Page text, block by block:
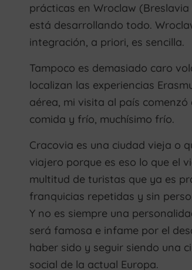
prácticas en Wroclaw
está desarrollando todo.
integración, a priori, es sencilla.
Tampoco es demasiado caro
localizan las experiencias
aérea, mi visita al país
comida y frío, muchísimo frío.
Cracovia es una ciudad vieja o
viajero porque es eso lo que el
multitud de turistas que ya es
franquicias repetidas y sin
Y no es siempre una
será famosa e infame por el
haber sido y seguir siendo una
social de la actual Europa.